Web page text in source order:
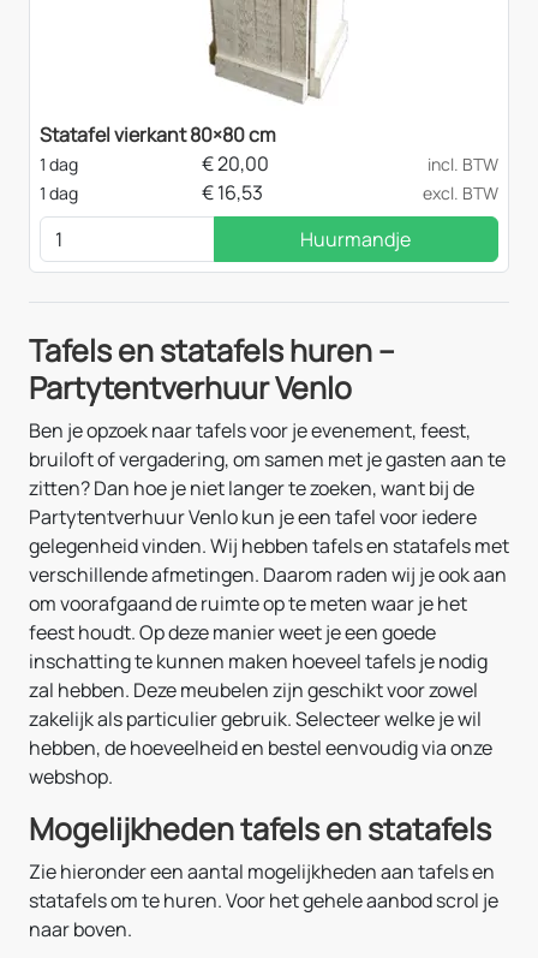
Statafel vierkant 80×80 cm
1 dag €20,00
incl. BTW
1 dag
€16,53 excl. BTW
Huurmandje
Tafels en statafels huren –
Partytentverhuur Venlo
Ben je opzoek naar tafels voor je evenement, feest,
bruiloft of vergadering, om samen met je gasten aan te
zitten? Dan hoe je niet langer te zoeken, want bij de
Partytentverhuur Venlo kun je een tafel voor iedere
gelegenheid vinden. Wij hebben tafels en statafels met
verschillende afmetingen. Daarom raden wij je ook aan
om voorafgaand de ruimte op te meten waar je het
feest houdt. Op deze manier weet je een goede
inschatting te kunnen maken hoeveel tafels je nodig
zal hebben. Deze meubelen zijn geschikt voor zowel
zakelijk als particulier gebruik. Selecteer welke je wil
hebben, de hoeveelheid en bestel eenvoudig via onze
webshop.
Mogelijkheden tafels en statafels
Zie hieronder een aantal mogelijkheden aan tafels en
statafels om te huren. Voor het gehele aanbod scrol je
naar boven.